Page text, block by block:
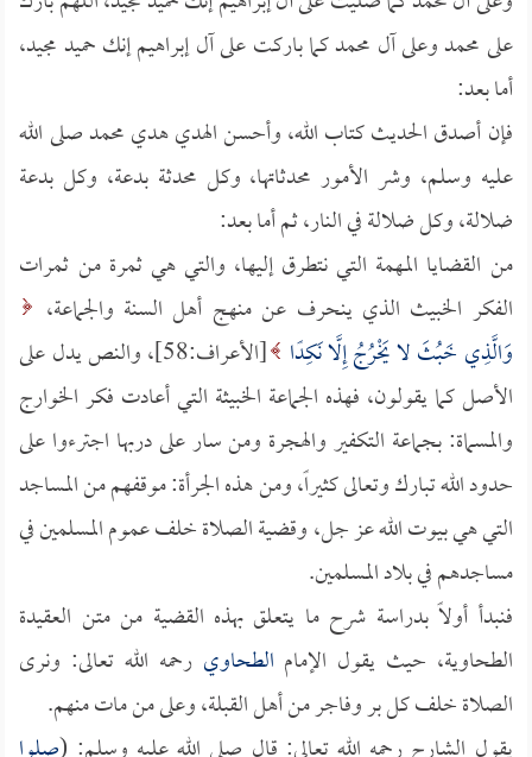
على محمد وعلى آل محمد كما باركت على آل إبراهيم إنك حميد مجيد،
أما بعد:
فإن أصدق الحديث كتاب الله، وأحسن الهدي هدي محمد صلى الله
عليه وسلم، وشر الأمور محدثاتها، وكل محدثة بدعة، وكل بدعة
ضلالة، وكل ضلالة في النار، ثم أما بعد:
من القضايا المهمة التي نتطرق إليها، والتي هي ثمرة من ثمرات
الفكر الخبيث الذي ينحرف عن منهج أهل السنة والجماعة،
وَالَّذِي خَبُثَ لا يَخْرُجُ إِلَّا نَكِدًا
[الأعراف:58]، والنص يدل على
الأصل كما يقولون، فهذه الجماعة الخبيثة التي أعادت فكر الخوارج
والمسماة: بجماعة التكفير والهجرة ومن سار على دربها اجترءوا على
حدود الله تبارك وتعالى كثيراً، ومن هذه الجرأة: موقفهم من المساجد
التي هي بيوت الله عز جل، وقضية الصلاة خلف عموم المسلمين في
مساجدهم في بلاد المسلمين.
فنبدأ أولاً بدراسة شرح ما يتعلق بهذه القضية من متن العقيدة
الطحاوية، حيث يقول الإمام الطحاوي رحمه الله تعالى: ونرى
الصلاة خلف كل بر وفاجر من أهل القبلة، وعلى من مات منهم.